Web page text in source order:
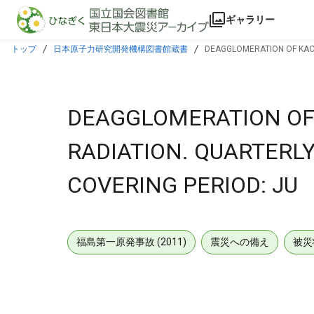
本文に飛ぶ
ギャラリー
トップ 日本原子力研究開発機構図書館蔵書 DEAGGLOMERATION OF
DEAGGLOMERATION
RADIATION.
COVERING PERIOD: JU
福島第一原発事故 (2011) 震災への備え 被災